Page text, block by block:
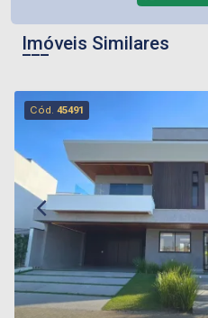
Imóveis Similares
Cód.45491